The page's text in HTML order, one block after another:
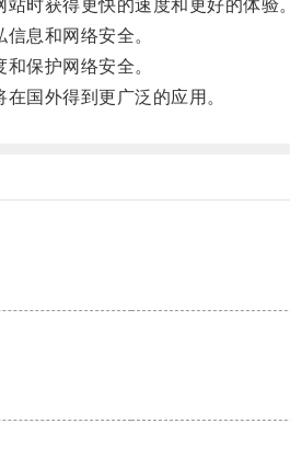
时获得更快的速度和更好的体验。
息和网络安全。
保护网络安全。
国外得到更广泛的应用。